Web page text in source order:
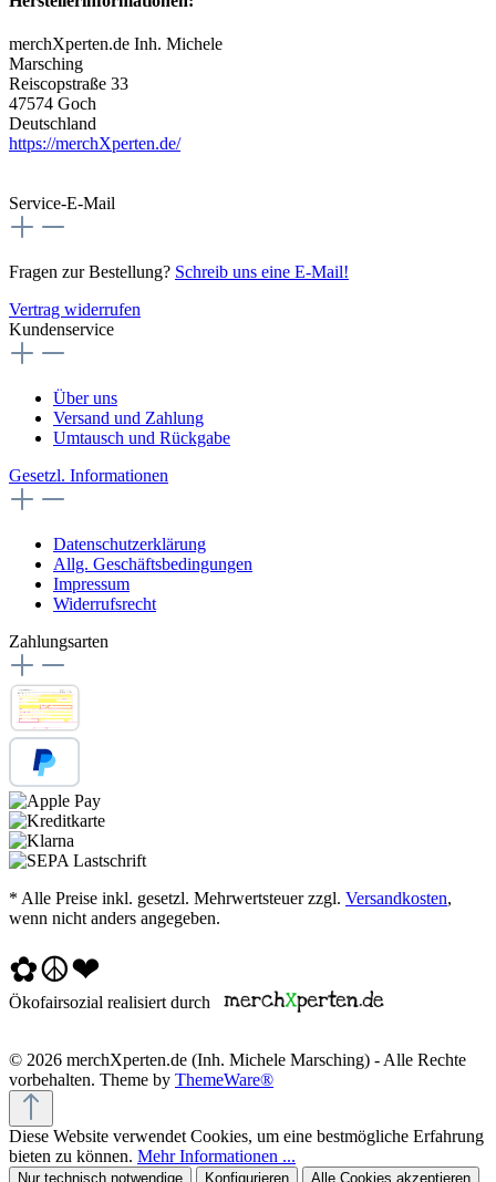
merchXperten.de Inh. Michele
Marsching
Reiscopstraße 33
47574 Goch
Deutschland
https://merchXperten.de/
Service-E-Mail
Fragen zur Bestellung? Schreib uns eine E-Mail!
Vertrag widerrufen
Kundenservice
Über uns
Versand und Zahlung
Umtausch und Rückgabe
Gesetzl. Informationen
Datenschutzerklärung
Allg. Geschäftsbedingungen
Impressum
Widerrufsrecht
Zahlungsarten
* Alle Preise inkl. gesetzl. Mehrwertsteuer zzgl. Versandkosten,
wenn nicht anders angegeben.
✿☮❤
Ökofairsozial realisiert durch
© 2026 merchXperten.de (Inh. Michele Marsching) - Alle Rechte
vorbehalten. Theme by ThemeWare®
Diese Website verwendet Cookies, um eine bestmögliche Erfahrung
bieten zu können. Mehr Informationen ...
Nur technisch notwendige Konfigurieren Alle Cookies akzeptieren